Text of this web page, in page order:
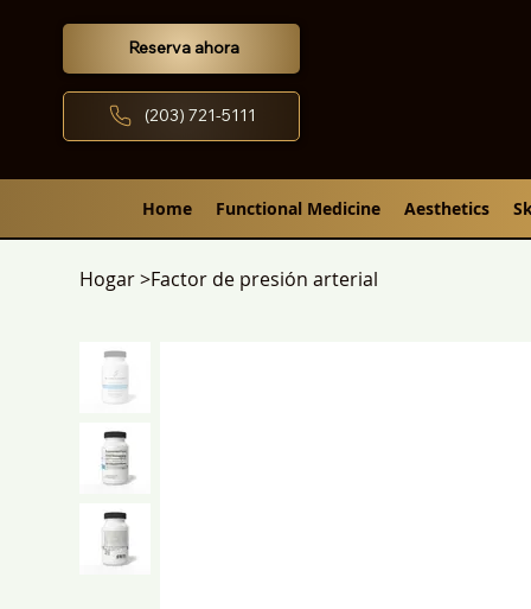
Reserva ahora
(203) 721-5111
Home Functional Medicine Aesthetics
Hogar>Factor de presión arterial